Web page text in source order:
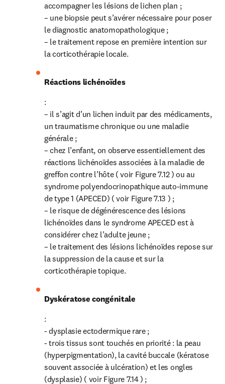
accompagner les lésions de lichen plan ;
– une biopsie peut s’avérer nécessaire pour poser
le diagnostic anatomopathologique ;
– le traitement repose en première intention sur
la corticothérapie locale.
Réactions lichénoïdes
:
– il s’agit d’un lichen induit par des médicaments,
un traumatisme chronique ou une maladie
générale ;
– chez l’enfant, on observe essentiellement des
réactions lichénoïdes associées à la maladie de
greffon contre l’hôte ( voir Figure 7.12 ) ou au
syndrome polyendocrinopathique auto-immune
de type 1 (APECED) ( voir Figure 7.13 ) ;
– le risque de dégénérescence des lésions
lichénoïdes dans le syndrome APECED est à
considérer chez l’adulte jeune ;
– le traitement des lésions lichénoïdes repose sur
la suppression de la cause et sur la
corticothérapie topique.
Dyskératose congénitale
:
- dysplasie ectodermique rare ;
- trois tissus sont touchés en priorité : la peau
(hyperpigmentation), la cavité buccale (kératose
souvent associée à ulcération) et les ongles
(dysplasie) ( voir Figure 7.14 ) ;